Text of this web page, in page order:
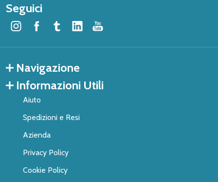
Seguici
Navigazione
Informazioni Utili
Aiuto
Spedizioni e Resi
Azienda
Privacy Policy
Cookie Policy